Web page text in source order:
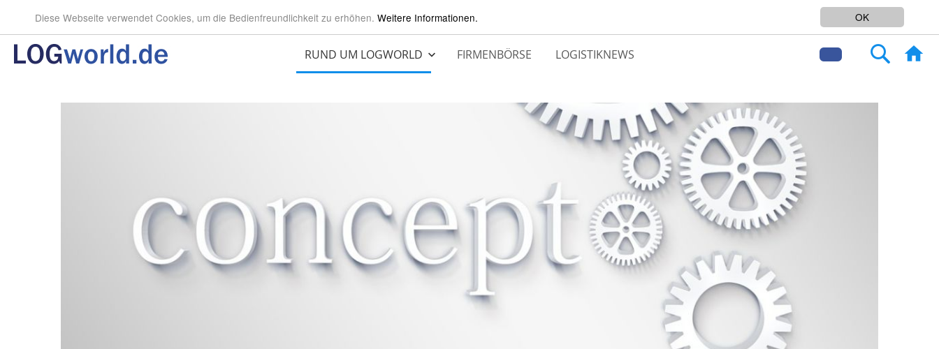
OK
Diese Webseite verwendet Cookies, um die Bedienfreundlichkeit zu erhöhen. Weitere Informationen. SERVICEPLATTFORM FÜR LOGISTIK
Search
RUND UM LOGWORLD FIRMENBÖRSE LOGISTIKNEWS